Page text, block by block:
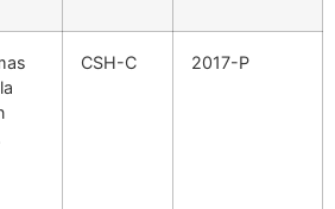
CSH-C 2017-P